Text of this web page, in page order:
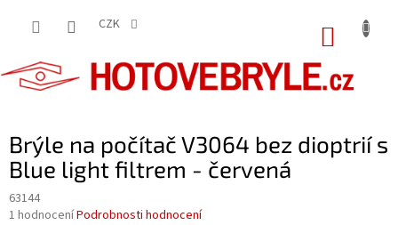
CZK
Brýle na počítač V3064 bez dioptrií s
Blue light filtrem - červená
63144
Průměrné
1 hodnoceníPodrobnosti hodnocení